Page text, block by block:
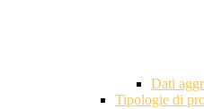
Dati
Tipologie di